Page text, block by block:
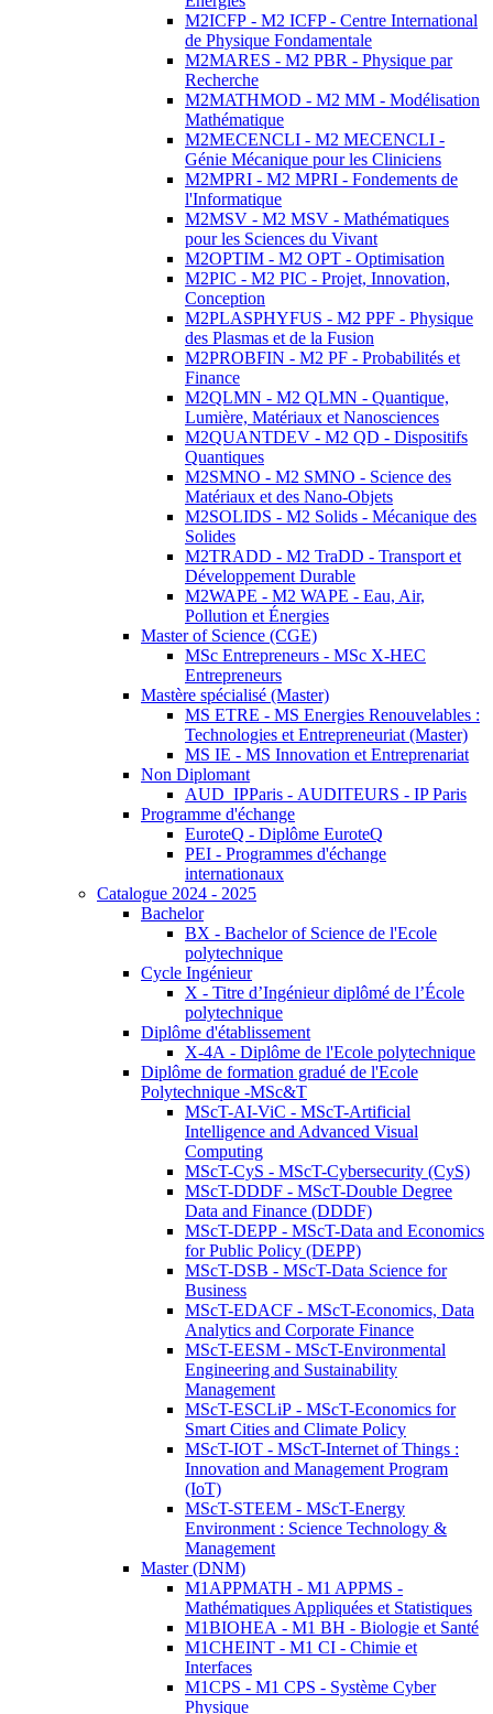
M2ICFP - M2 ICFP - Centre International
de Physique Fondamentale
M2MARES - M2 PBR - Physique par
Recherche
M2MATHMOD - M2 MM - Modélisation
Mathématique
M2MECENCLI - M2 MECENCLI -
Génie Mécanique pour les Cliniciens
M2MPRI - M2 MPRI - Fondements de
l'Informatique
M2MSV - M2 MSV - Mathématiques
pour les Sciences du Vivant
M2OPTIM - M2 OPT - Optimisation
M2PIC - M2 PIC - Projet, Innovation,
Conception
M2PLASPHYFUS - M2 PPF - Physique
des Plasmas et de la Fusion
M2PROBFIN - M2 PF - Probabilités et
Finance
M2QLMN - M2 QLMN - Quantique,
Lumière, Matériaux et Nanosciences
M2QUANTDEV - M2 QD - Dispositifs
Quantiques
M2SMNO - M2 SMNO - Science des
Matériaux et des Nano-Objets
M2SOLIDS - M2 Solids - Mécanique des
Solides
M2TRADD - M2 TraDD - Transport et
Développement Durable
M2WAPE - M2 WAPE - Eau, Air,
Pollution et Énergies
Master of Science (CGE)
MSc Entrepreneurs - MSc X-HEC
Entrepreneurs
Mastère spécialisé (Master)
MS ETRE - MS Energies Renouvelables :
Technologies et Entrepreneuriat (Master)
MS IE - MS Innovation et Entreprenariat
Non Diplomant
AUD_IPParis - AUDITEURS - IP Paris
Programme d'échange
EuroteQ - Diplôme EuroteQ
PEI - Programmes d'échange
internationaux
Catalogue 2024 - 2025
Bachelor
BX - Bachelor of Science de l'Ecole
polytechnique
Cycle Ingénieur
X - Titre d’Ingénieur diplômé de l’École
polytechnique
Diplôme d'établissement
X-4A - Diplôme de l'Ecole polytechnique
Diplôme de formation gradué de l'Ecole
Polytechnique -MSc&T
MScT-AI-ViC - MScT-Artificial
Intelligence and Advanced Visual
Computing
MScT-CyS - MScT-Cybersecurity (CyS)
MScT-DDDF - MScT-Double Degree
Data and Finance (DDDF)
MScT-DEPP - MScT-Data and Economics
for Public Policy (DEPP)
MScT-DSB - MScT-Data Science for
Business
MScT-EDACF - MScT-Economics, Data
Analytics and Corporate Finance
MScT-EESM - MScT-Environmental
Engineering and Sustainability
Management
MScT-ESCLiP - MScT-Economics for
Smart Cities and Climate Policy
MScT-IOT - MScT-Internet of Things :
Innovation and Management Program
(IoT)
MScT-STEEM - MScT-Energy
Environment : Science Technology &
Management
Master (DNM)
M1APPMATH - M1 APPMS -
Mathématiques Appliquées et Statistiques
M1BIOHEA - M1 BH - Biologie et Santé
M1CHEINT - M1 CI - Chimie et
Interfaces
M1CPS - M1 CPS - Système Cyber
Physique